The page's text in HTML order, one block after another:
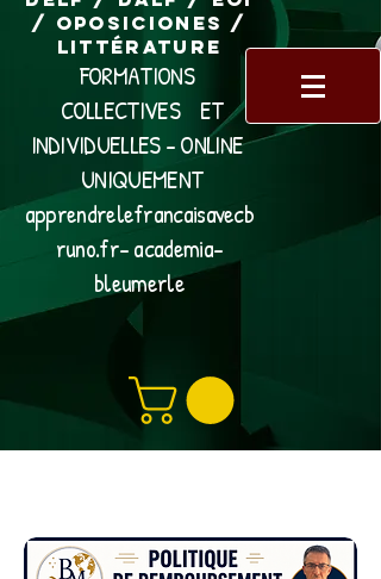
/ Oposiciones /
Littérature
FORMATIONS
COLLECTIVES ET
INDIVIDUELLES - ONLINE
UNIQUEMENT
apprendrelefrancaisavecb
runo.fr- academia-
bleumerle